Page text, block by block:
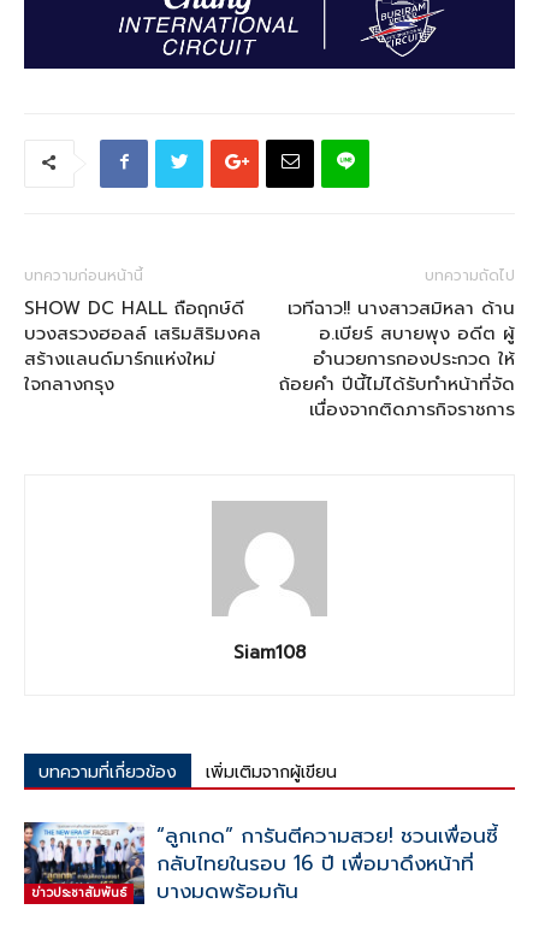
บทความก่อนหน้านี้
SHOW DC HALL ถือฤกษ์ดี
บวงสรวงฮอลล์ เสริมสิริมงคล
สร้างแลนด์มาร์กแห่งใหม่
ใจกลางกรุง
บทความถัดไป
เวทีฉาว!! นางสาวสมิหลา ด้าน
อ.เบียร์ สบายพุง อดีต ผู้
อำนวยการกองประกวด ให้
ถ้อยคำ ปีนี้ไม่ได้รับทำหน้าที่จัด
เนื่องจากติดภารกิจราชการ
Siam108
บทความที่เกี่ยวข้อง เพิ่มเติมจากผู้เขียน
ข่าวประชาสัมพันธ์
“ลูกเกด” การันตีความสวย! ชวนเพื่อนซี้
กลับไทยในรอบ 16 ปี เพื่อมาดึงหน้าที่
บางมดพร้อมกัน